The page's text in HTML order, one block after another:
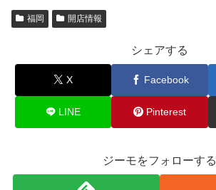
福岡 開店情報
シェアする
X Facebook
LINE Pinterest
ジーモをフォローする